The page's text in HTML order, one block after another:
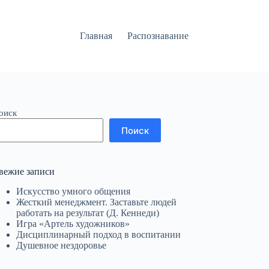
Главная Распознавание
Поиск
записи
Искусство умного общения
Жесткий менеджмент. Заставьте людей
работать на результат (Д. Кеннеди)
Игра «Артель художников»
Дисциплинарный подход в воспитании
Душевное нездоровье